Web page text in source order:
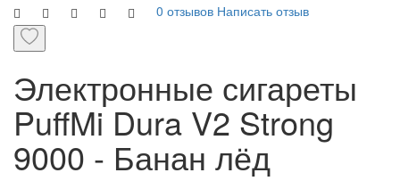
0 отзывов Написать отзыв
Электронные сигареты
PuffMi Dura V2 Strong
9000 - Банан лёд